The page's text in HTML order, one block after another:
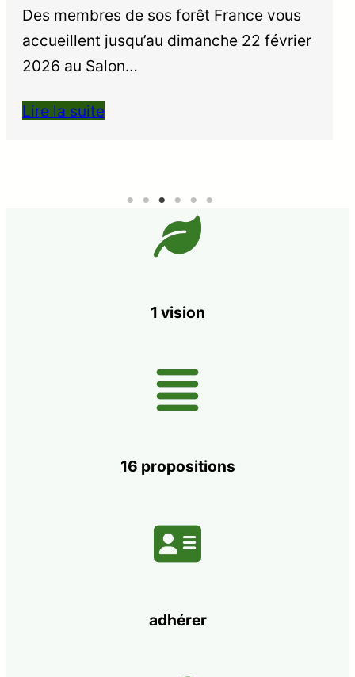
Des membres de sos forêt France vous
accueillent jusqu’au dimanche 22 février
2026 au Salon…
Lire la suite
1 vision
16 propositions
adhérer